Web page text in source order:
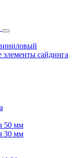
сайдинга
50 мм
30 мм